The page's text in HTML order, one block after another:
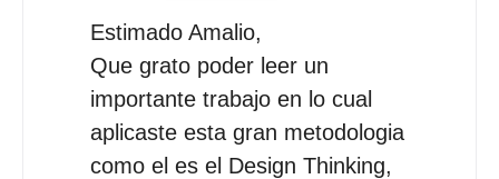
Estimado Amalio,
Que grato poder leer un
importante trabajo en lo cual
aplicaste esta gran metodologia
como el es el Design Thinking,